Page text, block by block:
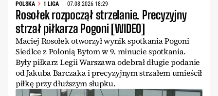
POLSKA 1 LIGA 07.08.2026 18:29
Rosołek rozpoczął strzelanie. Precyzyjny
strzał piłkarza Pogoni [WIDEO]
Maciej Rosołek otworzył wynik spotkania Pogoni
Siedlce z Polonią Bytom w 9. minucie spotkania.
Były piłkarz Legii Warszawa odebrał długie podanie
od Jakuba Barczaka i precyzyjnym strzałem umieścił
piłkę przy dłuższym słupku.